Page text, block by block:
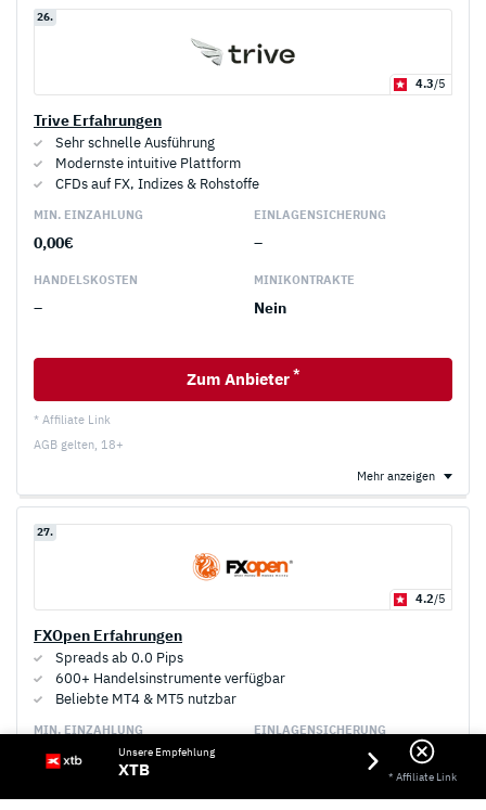
26.
4.3/5
Trive Erfahrungen
Sehr schnelle Ausführung
Modernste intuitive Plattform
CFDs auf FX, Indizes & Rohstoffe
MIN. EINZAHLUNG
0,00€
EINLAGEN­SICHERUNG
–
HANDELS­KOSTEN
–
MINI­KONTRAKTE
Nein
Zum Anbieter *
* Affiliate Link
AGB gelten, 18+
Mehr anzeigen
27.
4.2/5
FXOpen Erfahrungen
Spreads ab 0.0 Pips
600+ Handelsinstrumente verfügbar
Beliebte MT4 & MT5 nutzbar
MIN. EINZAHLUNG
1,00€
EINLAGEN­SICHERUNG
Unsere Empfehlung
XTB * Affiliate Link